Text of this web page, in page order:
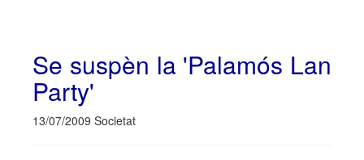
Se suspèn la 'Palamós Lan
Party'
13/07/2009 Societat